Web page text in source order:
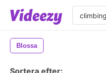
Blossa
Sortera efter: